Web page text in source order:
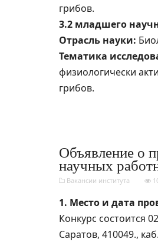
грибов.
3.2 младшего
Отрасль науки:
Тематика
физиологически
грибов.
Объявление о
научных
Вакансии института
1. Место и дата
Конкурс состоится
Саратов, 410049.,